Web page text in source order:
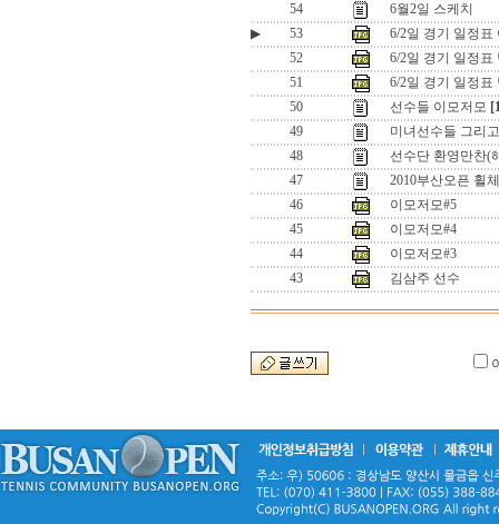
54
6월2일 스케치
▶
53
6/2일 경기 일정표
52
6/2일 경기 일정표
51
6/2일 경기 일정표
50
선수들 이모저모
49
미녀선수들 그리
48
선수단 환영만찬(
47
2010부산오픈 휠
46
이모저모#5
45
이모저모#4
44
이모저모#3
43
김삼주 선수